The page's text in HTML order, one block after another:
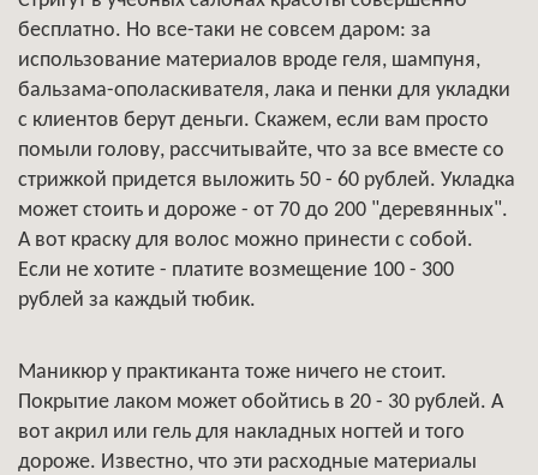
бесплатно. Но все-таки не совсем даром: за
использование материалов вроде геля, шампуня,
бальзама-ополаскивателя, лака и пенки для укладки
с клиентов берут деньги. Скажем, если вам просто
помыли голову, рассчитывайте, что за все вместе со
стрижкой придется выложить 50 - 60 рублей. Укладка
может стоить и дороже - от 70 до 200 "деревянных".
А вот краску для волос можно принести с собой.
Если не хотите - платите возмещение 100 - 300
рублей за каждый тюбик.
Маникюр у практиканта тоже ничего не стоит.
Покрытие лаком может обойтись в 20 - 30 рублей. А
вот акрил или гель для накладных ногтей и того
дороже. Известно, что эти расходные материалы